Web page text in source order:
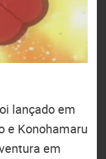
lançado em
e Konohamaru
em